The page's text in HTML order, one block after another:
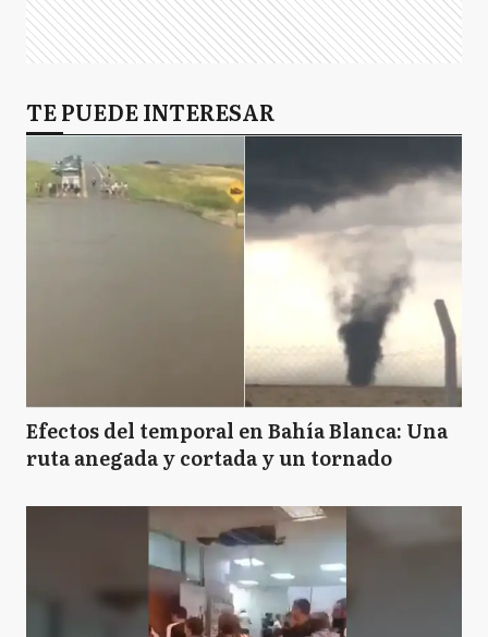
TE PUEDE INTERESAR
Efectos del temporal en Bahía Blanca: Una
ruta anegada y cortada y un tornado